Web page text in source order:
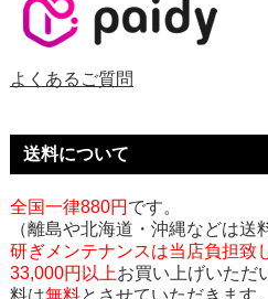
よくあるご質問
送料について
全国一律880円 です。
（離島や北海道・沖縄などは送
研ぎメンテナンスは当店負担致
33,000円以上お買い上げいただ
料は無料とさせていただきます。